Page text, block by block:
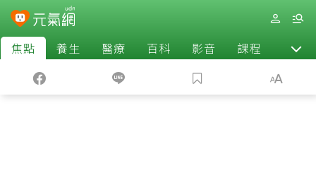
焦點 養生 醫療 百科 影音 課程 退休